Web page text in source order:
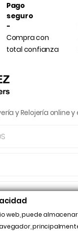
Pago
seguro
-
Compra con
total confianza
y Relojería online y
TIENDA
web, puede